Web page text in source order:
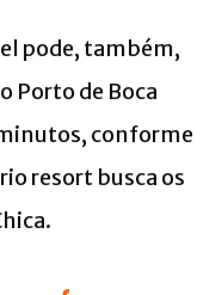
pode, também,
Porto de Boca
conforme
resort busca os